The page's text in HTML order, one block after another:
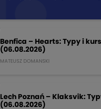
Benfica – Hearts: Typy i
(06.08.2026)
MATEUSZ DOMANSKI
Lech Poznań – Klaksvik:
(06.08.2026)